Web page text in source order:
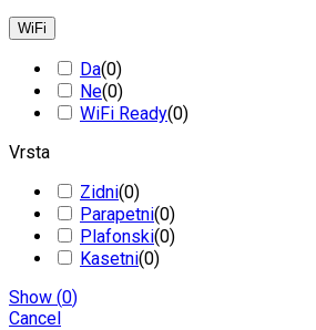
WiFi
Da(0)
Ne(0)
WiFi Ready(0)
Vrsta
Zidni(0)
Parapetni(0)
Plafonski(0)
Kasetni(0)
Show (0)
Cancel